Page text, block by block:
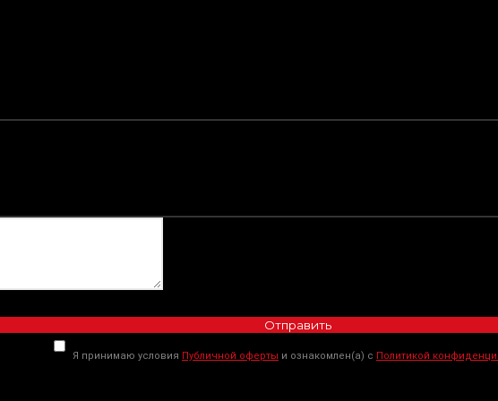
Отправить
Я принимаю условия Публичной оферты и ознакомлен(а) с Политикой